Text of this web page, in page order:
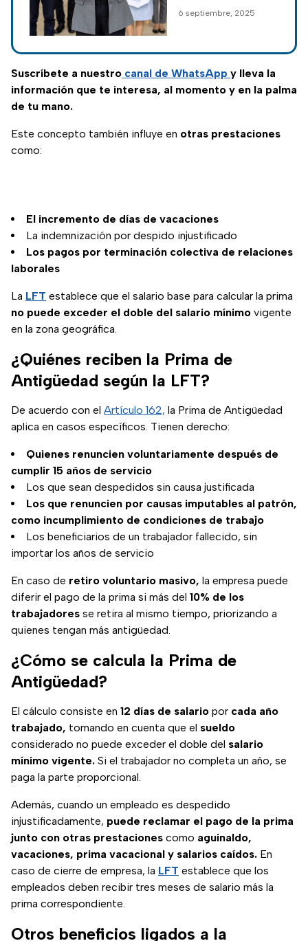
nueva reforma a
personales sin
económico del
trabajador,
aportando mayor
vida laboral y
6 septiembre, 2025
Suscríbete a nuestro canal de WhatsApp y lleva la
información que te interesa, al momento y en la palma
de tu mano.
Este concepto también influye en otras prestaciones
como:
El incremento de días de vacaciones
La indemnización por despido injustificado
Los pagos por terminación colectiva de relaciones
laborales
La LFT establece que el salario base para calcular la prima
no puede exceder el doble del salario mínimo vigente
en la zona geográfica.
¿Quiénes reciben la Prima de
Antigüedad según la LFT?
De acuerdo con el Artículo 162, (se abre en nueva pestaña)
la Prima de Antigüedad
aplica en casos específicos. Tienen derecho:
Quienes renuncien voluntariamente después de
cumplir 15 años de servicio
Los que sean despedidos sin causa justificada
Los que renuncien por causas imputables al patrón,
como incumplimiento de condiciones de trabajo
Los beneficiarios de un trabajador fallecido, sin
importar los años de servicio
En caso de retiro voluntario masivo, la empresa puede
diferir el pago de la prima si más del 10% de los
trabajadores se retira al mismo tiempo, priorizando a
quienes tengan más antigüedad.
¿Cómo se calcula la Prima de
Antigüedad?
El cálculo consiste en 12 días de salario por cada año
trabajado, tomando en cuenta que el sueldo
considerado no puede exceder el doble del salario
mínimo vigente. Si el trabajador no completa un año, se
paga la parte proporcional.
Además, cuando un empleado es despedido
injustificadamente, puede reclamar el pago de la prima
junto con otras prestaciones como aguinaldo,
vacaciones, prima vacacional y salarios caídos. En
caso de cierre de empresa, la LFT establece que los
empleados deben recibir tres meses de salario más la
prima correspondiente.
Otros beneficios ligados a la